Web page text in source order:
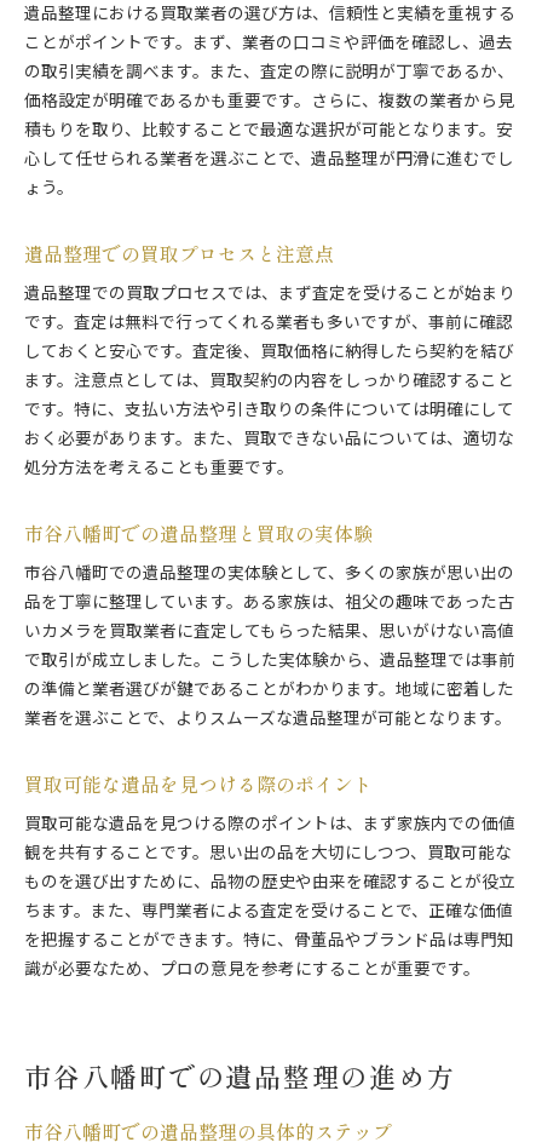
遺品整理における買取業者の選び方は、信頼性と実績を重視する
ことがポイントです。まず、業者の口コミや評価を確認し、過去
の取引実績を調べます。また、査定の際に説明が丁寧であるか、
価格設定が明確であるかも重要です。さらに、複数の業者から見
積もりを取り、比較することで最適な選択が可能となります。安
心して任せられる業者を選ぶことで、遺品整理が円滑に進むでし
ょう。
遺品整理での買取プロセスと注意点
遺品整理での買取プロセスでは、まず査定を受けることが始まり
です。査定は無料で行ってくれる業者も多いですが、事前に確認
しておくと安心です。査定後、買取価格に納得したら契約を結び
ます。注意点としては、買取契約の内容をしっかり確認すること
です。特に、支払い方法や引き取りの条件については明確にして
おく必要があります。また、買取できない品については、適切な
処分方法を考えることも重要です。
市谷八幡町での遺品整理と買取の実体験
市谷八幡町での遺品整理の実体験として、多くの家族が思い出の
品を丁寧に整理しています。ある家族は、祖父の趣味であった古
いカメラを買取業者に査定してもらった結果、思いがけない高値
で取引が成立しました。こうした実体験から、遺品整理では事前
の準備と業者選びが鍵であることがわかります。地域に密着した
業者を選ぶことで、よりスムーズな遺品整理が可能となります。
買取可能な遺品を見つける際のポイント
買取可能な遺品を見つける際のポイントは、まず家族内での価値
観を共有することです。思い出の品を大切にしつつ、買取可能な
ものを選び出すために、品物の歴史や由来を確認することが役立
ちます。また、専門業者による査定を受けることで、正確な価値
を把握することができます。特に、骨董品やブランド品は専門知
識が必要なため、プロの意見を参考にすることが重要です。
市谷八幡町での遺品整理の進め方
市谷八幡町での遺品整理の具体的ステップ